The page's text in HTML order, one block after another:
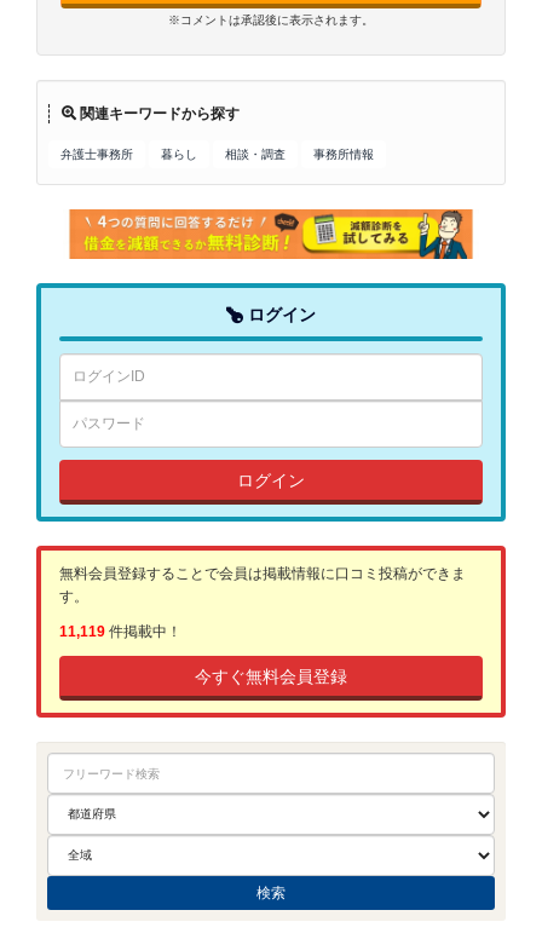
※コメントは承認後に表示されます。
関連キーワードから探す
弁護士事務所 暮らし 相談・調査 事務所情報
ログイン
ログイン
無料会員登録することで会員は掲載情報に口コミ投稿ができま
す。
11,119 件掲載中！
今すぐ無料会員登録